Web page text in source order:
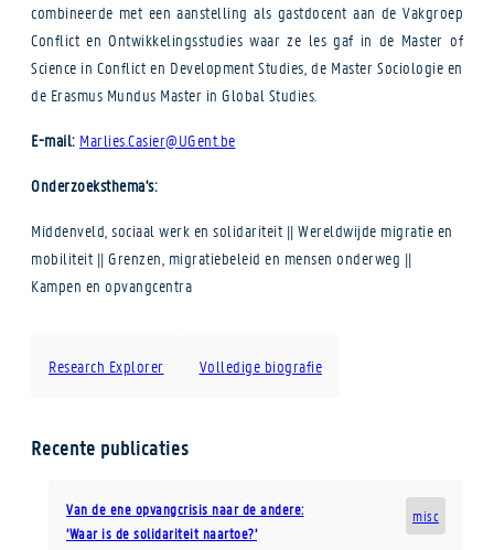
combineerde met een aanstelling als gastdocent aan de Vakgroep
Conflict en Ontwikkelingsstudies waar ze les gaf in de Master of
Science in Conflict en Development Studies, de Master Sociologie en
de Erasmus Mundus Master in Global Studies.
E-mail: Marlies.Casier@UGent.be
Onderzoeksthema's:
Middenveld, sociaal werk en solidariteit || Wereldwijde migratie en
mobiliteit || Grenzen, migratiebeleid en mensen onderweg ||
Kampen en opvangcentra
Research Explorer Volledige biografie
Recente publicaties
misc
Van de ene opvangcrisis naar de andere:
‘Waar is de solidariteit naartoe?’